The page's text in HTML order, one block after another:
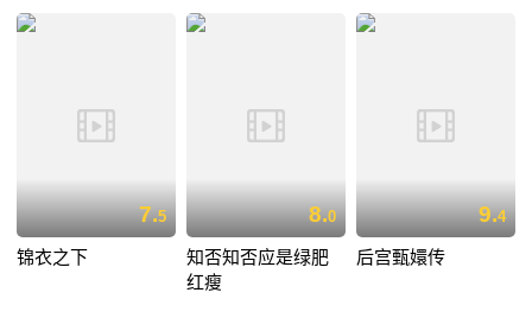
7.5
锦衣之下
8.0
知否知否应是绿肥
红瘦
9.4
后宫甄嬛传